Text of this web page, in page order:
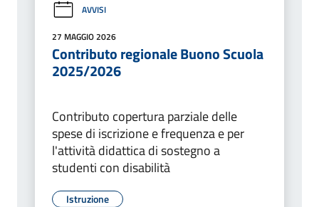
AVVISI
27 MAGGIO 2026
Contributo regionale Buono Scuola
2025/2026
Contributo copertura parziale delle
spese di iscrizione e frequenza e per
l'attività didattica di sostegno a
studenti con disabilità
Istruzione